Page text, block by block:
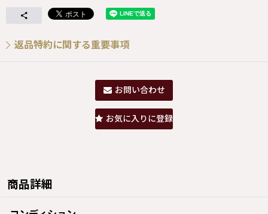
返品特約に関する重要事項
お問い合わせ
お気に入りに登録
商品詳細